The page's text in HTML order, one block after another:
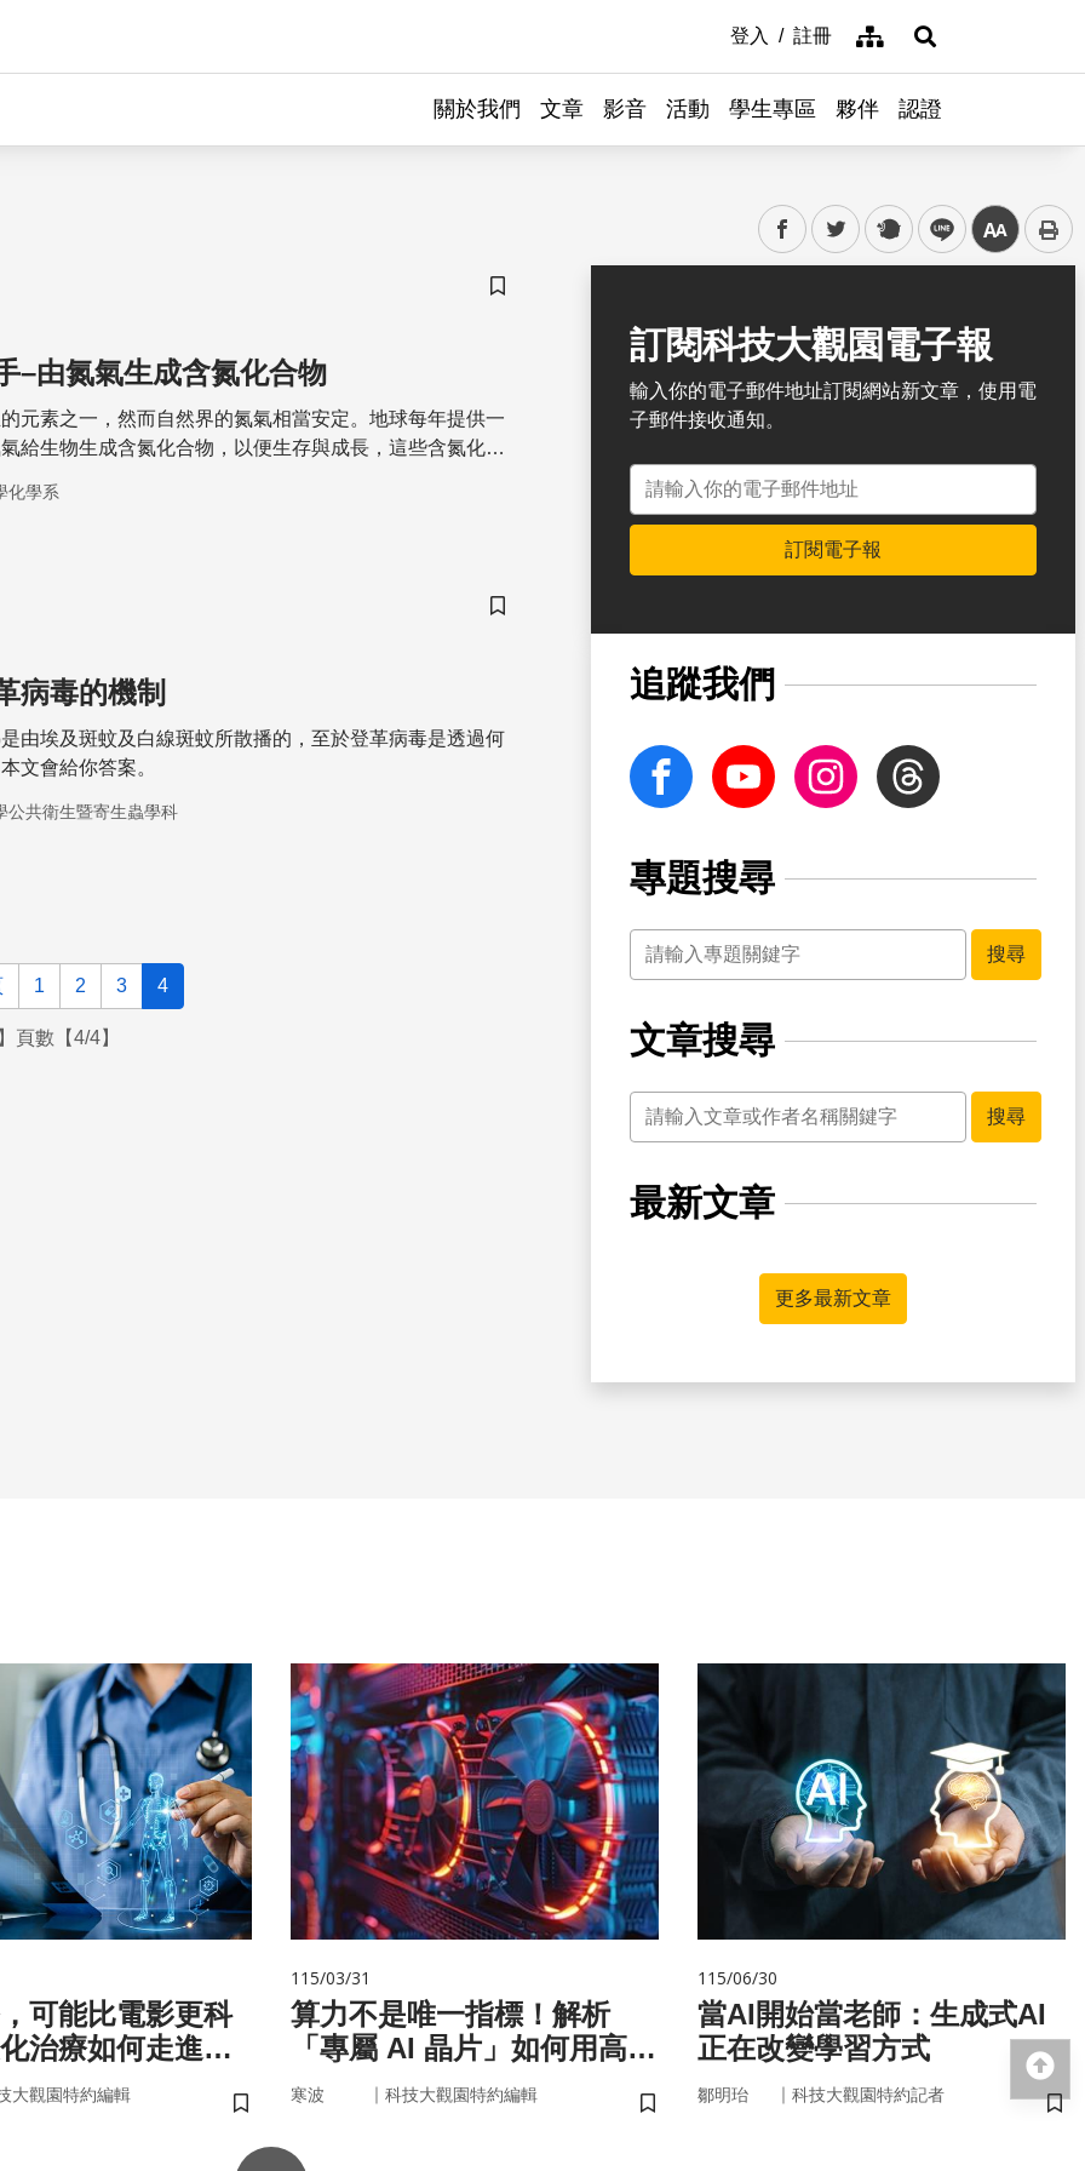
登入 註冊 網站導覽展開搜尋
關於我們 文章 影音 活動 學生專區 夥伴 認證
facebooktwitter plurk line 中
儲存書籤
–由氮氣生成含氮化合物
元素之一，然而自然界的氮氣相當安定。地球每年提供一
給生物生成含氮化合物，以便生存與成長，這些含氮化合
化學系
儲存書籤
病毒的機制
由埃及斑蚊及白線斑蚊所散播的，至於登革病毒是透過何
文會給你答案。
公共衛生暨寄生蟲學科
1 2 3 4
頁數【4/4】
訂閱科技大觀園電子報
輸入你的電子郵件地址訂閱網站新文章，使用電
子郵件接收通知。
電子郵件地址
訂閱電子報
追蹤我們
facebook Youtube InstagramThreads
專題搜尋
關鍵字
搜尋
文章搜尋
關鍵字
搜尋
最新文章
更多最新文章
可能比電影更科
治療如何走進真
大觀園特約編輯
儲存書籤
115/03/31
算力不是唯一指標！解析
「專屬 AI 晶片」如何用高效
率驅動未來
寒波 ｜ 科技大觀園特約編輯
儲存書籤
115/06/30
當AI開始當老師：生成式AI
正在改變學習方式
鄒明珆 ｜ 科技大觀園特約記者
儲
回